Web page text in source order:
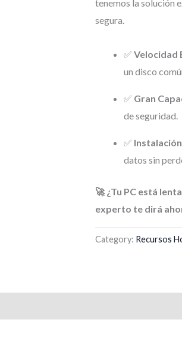
tenemos la solución
segura.
✅Velocidad
un disco
✅ Gran
de seguridad.
✅
datos sin
🚀 ¿Tu PC está
experto te dirá
Category: Recursos